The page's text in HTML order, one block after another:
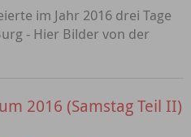
im Jahr 2016 drei Tage
- Hier Bilder von der
2016 (Samstag Teil II)